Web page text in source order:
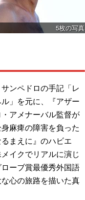
5枚の写真
ンペドロの手記「レ
」を元に、『アザー
アメナーバル監督が
麻痺の障害を負った
まえに』のハビエ
イクでリアルに演じ
ーブ賞最優秀外国語
心の旅路を描いた真